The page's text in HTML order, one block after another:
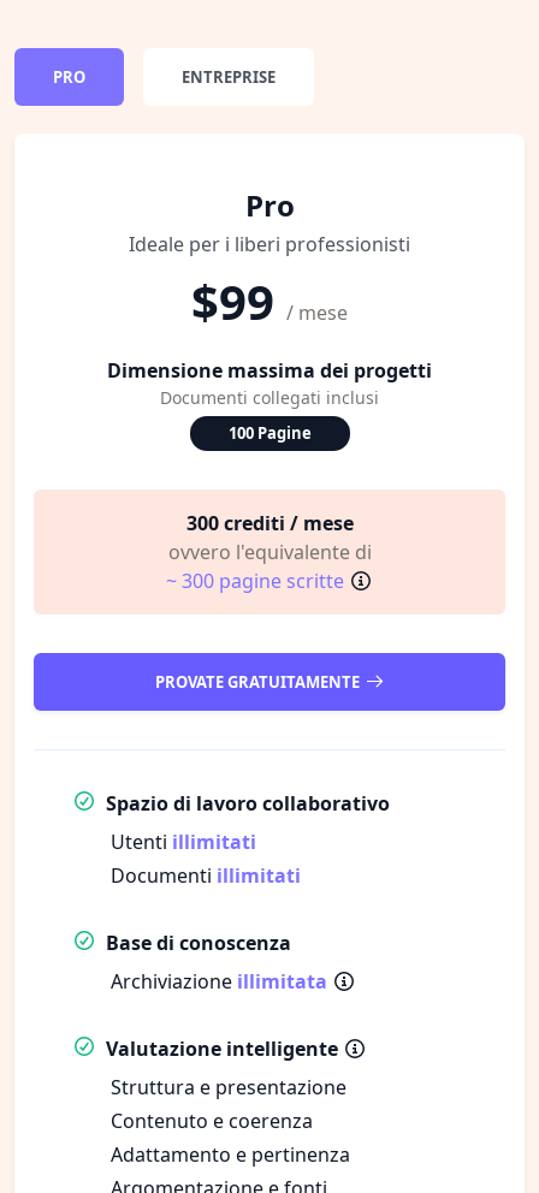
PRO ENTREPRISE
Pro
Ideale per i liberi professionisti
$99 / mese
Dimensione massima dei progetti
Documenti collegati inclusi
100 Pagine
300 crediti / mese
ovvero l'equivalente di
~ 300 pagine scritte
PROVATE GRATUITAMENTE
Spazio di lavoro collaborativo
Utenti illimitati
Documenti illimitati
Base di conoscenza
Archiviazione illimitata
Valutazione intelligente
Struttura e presentazione
Contenuto e coerenza
Adattamento e pertinenza